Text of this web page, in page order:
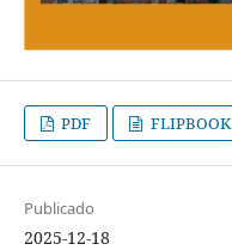
PDF FLIPBOOK
Publicado
2025-12-18